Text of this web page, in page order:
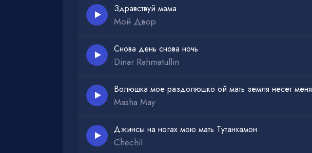
Здравствуй мама
Мой Двор
Снова день снова ночь
Dinar Rahmatullin
Волюшка мое раздолюшко ой мать земля несет меня
Masha May
Джинсы на ногах мою мать Тутанхамон
Chechil